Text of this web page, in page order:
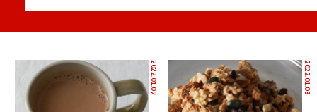
2022.01.09 2022.01.08